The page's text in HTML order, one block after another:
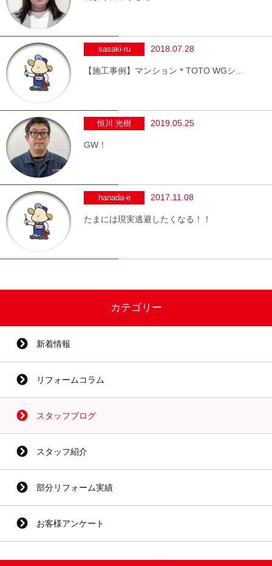
sasaki-ru 2018.07.28
【施工事例】マンション＊TOTO WGシ...
恒川 光樹 2019.05.25
GW！
hanada-e 2017.11.08
たまには現実逃避したくなる！！
カテゴリー
新着情報
リフォームコラム
スタッフブログ
スタッフ紹介
部分リフォーム実績
お客様アンケート